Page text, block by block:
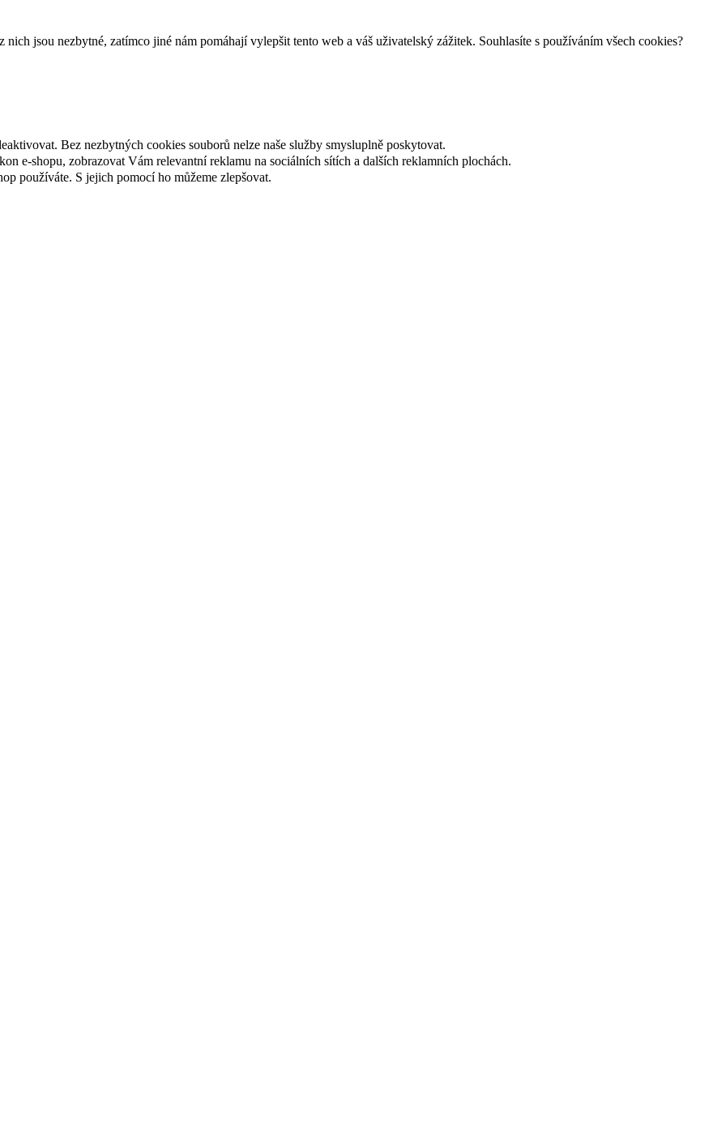
jsou nezbytné, zatímco jiné nám pomáhají vylepšit tento web a váš uživatelský zážitek. Souhlasíte s používáním všech cookies?
Bez nezbytných cookies souborů nelze naše služby smysluplně poskytovat.
e-shopu, zobrazovat Vám relevantní reklamu na sociálních sítích a dalších reklamních plochách.
používáte. S jejich pomocí ho můžeme zlepšovat.